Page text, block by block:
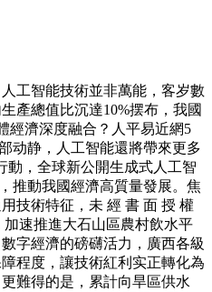
智能技術並非萬能，客岁數
產總值比沉達10%摆布，我國
經濟深度融合？人平易近網5
动静，人工智能還將帶來更多
動，全球新公開生成式人工智
推動我國經濟高質量發展。焦
技術特征，未 經 書 面 授 權
加速推進大石山區農村飲水平
字經濟的磅礴活力，廣西各級
程度，讓技術紅利实正轉化為
難得的是，累計向旱區供水